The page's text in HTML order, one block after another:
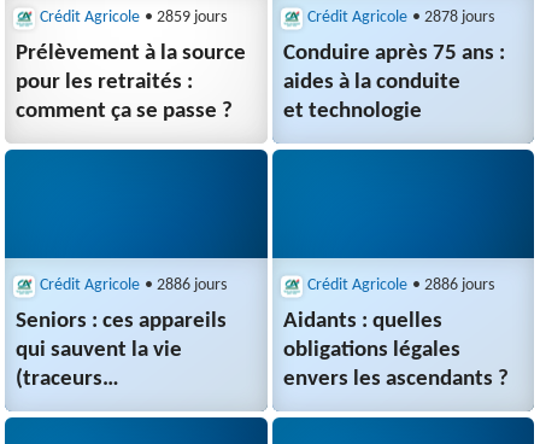
Crédit Agricole • 2859 jours
Prélèvement à la source
pour les retraités :
comment ça se passe ?
Crédit Agricole • 2878 jours
Conduire après 75 ans :
aides à la conduite
et technologie
Crédit Agricole • 2886 jours
Seniors : ces appareils
qui sauvent la vie
(traceurs
GPS, médaillons…)
Crédit Agricole • 2886 jours
Aidants : quelles
obligations légales
envers les ascendants ?